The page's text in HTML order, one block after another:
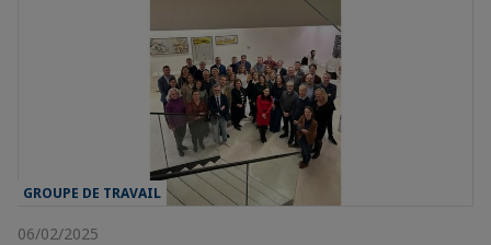
GROUPE DE TRAVAIL
06/02/2025